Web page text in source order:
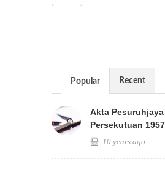
Popular Recent
Akta Pesuruhjaya
Persekutuan
10 years ago